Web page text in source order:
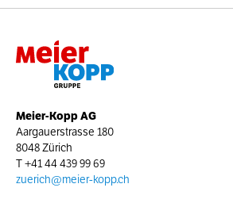
Meier-Kopp AG
Aargauerstrasse 180
8048 Zürich
T+41 44 439 99 69
zuerich@meier-kopp.ch